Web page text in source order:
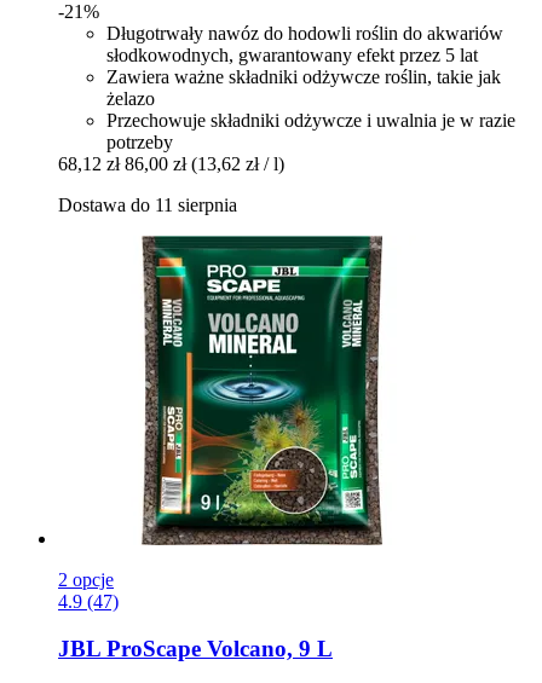
-21%
Długotrwały nawóz do hodowli roślin do akwariów
słodkowodnych, gwarantowany efekt przez 5 lat
Zawiera ważne składniki odżywcze roślin, takie jak
żelazo
Przechowuje składniki odżywcze i uwalnia je w razie
potrzeby
68,12 zł 86,00 zł (13,62 zł / l)
Dostawa do 11 sierpnia
2 opcje
4.9 (47)
JBL ProScape Volcano, 9 L